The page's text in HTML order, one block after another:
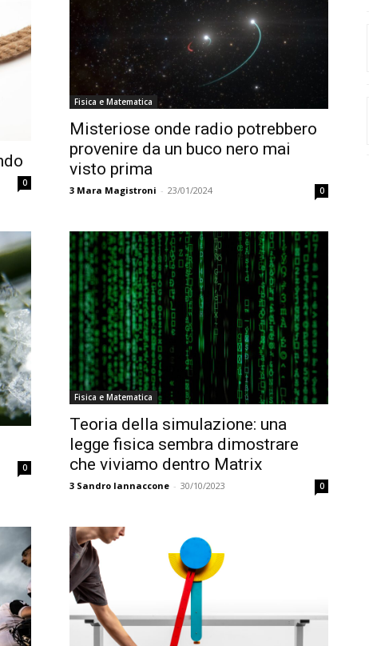
0
Fisica e Matematica
Misteriose onde radio potrebbero
provenire da un buco nero mai
visto prima
3 Mara Magistroni - 23/01/2024 0
0
Fisica e Matematica
Teoria della simulazione: una
legge fisica sembra dimostrare
che viviamo dentro Matrix
3 Sandro Iannaccone - 30/10/2023 0